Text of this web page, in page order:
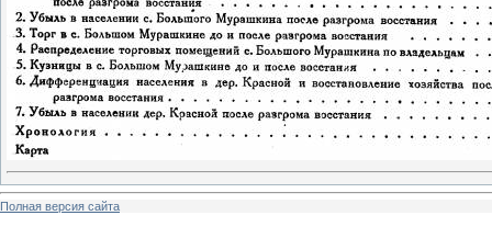
Полная версия сайта